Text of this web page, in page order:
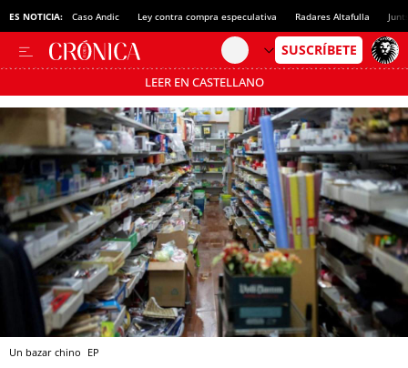
ES NOTICIA: Caso Andic Ley contra compra especulativa Radares Altafulla
LEER EN CASTELLANO
Pásate al MODO AHORRO
Un bazar chino EP